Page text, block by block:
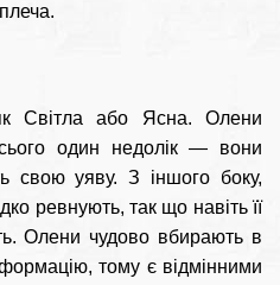
Світла або Ясна. Олени
один недолік — вони
свою уяву. З іншого боку,
ревнують, так що навіть її
Олени чудово вбирають в
тому є відмінними